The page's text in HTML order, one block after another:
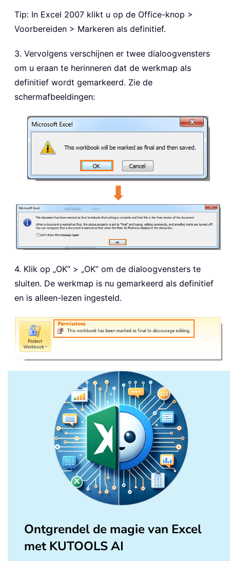
Tip: In Excel 2007 klikt u op de Office-knop >
Voorbereiden > Markeren als definitief.
3. Vervolgens verschijnen er twee dialoogvensters
om u eraan te herinneren dat de werkmap als
definitief wordt gemarkeerd. Zie de
schermafbeeldingen:
4. Klik op „OK” > „OK” om de dialoogvensters te
sluiten. De werkmap is nu gemarkeerd als definitief
en is alleen-lezen ingesteld.
Ontgrendel de magie van Excel
met KUTOOLS AI